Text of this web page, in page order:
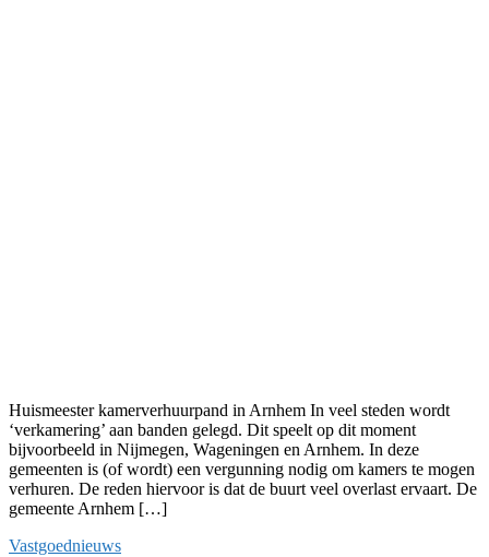
Huismeester kamerverhuurpand in Arnhem In veel steden wordt
‘verkamering’ aan banden gelegd. Dit speelt op dit moment
bijvoorbeeld in Nijmegen, Wageningen en Arnhem. In deze
gemeenten is (of wordt) een vergunning nodig om kamers te mogen
verhuren. De reden hiervoor is dat de buurt veel overlast ervaart. De
gemeente Arnhem […]
Vastgoednieuws